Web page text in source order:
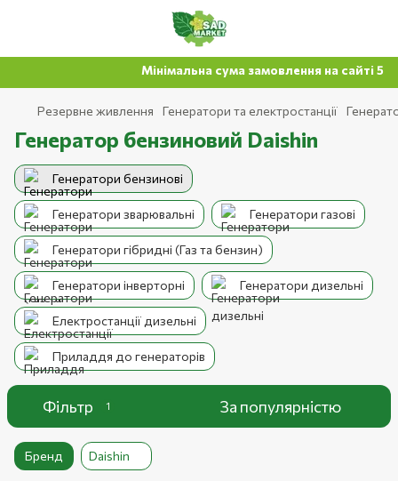
Мінімальна сума замовлення на сайті 500
Резервне живлення Генератори та електростанції
Генератор бензиновий Daishin
Генератори бензинові
Генератори зварювальні Генератори газові
Генератори гібридні (Газ та бензин)
Генератори інверторні Генератори дизельні
Електростанції дизельні
Приладдя до генераторів
Фільтр 1 За популярністю
Бренд Daishin